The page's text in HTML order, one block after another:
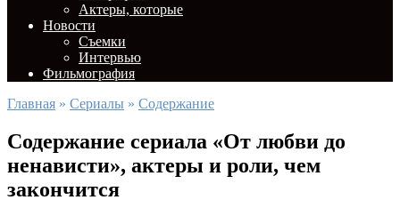
Актеры, которые
Новости
Съемки
Интервью
Фильмография
Главная » Сериалы » Содержание
Содержание сериала «От любви до
ненависти», актеры и роли, чем
закончится